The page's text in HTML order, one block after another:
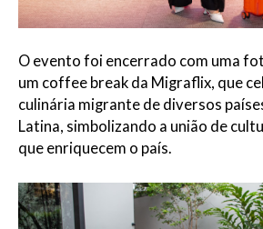
O evento foi encerrado com uma
um coffee break da Migraflix, que
culinária migrante de diversos
Latina, simbolizando a união de
que enriquecem o país.